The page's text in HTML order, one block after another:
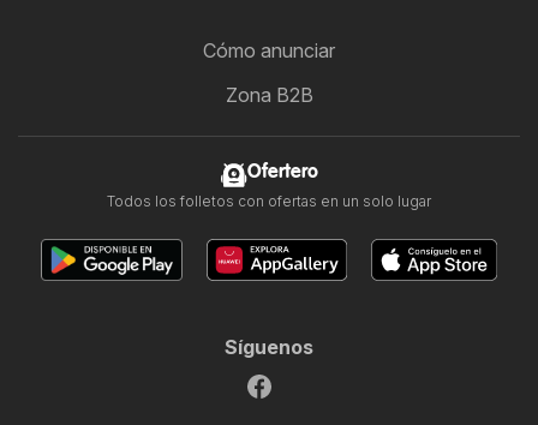
Cómo anunciar
Zona B2B
Ofertero
Todos los folletos con ofertas en un solo lugar
Síguenos